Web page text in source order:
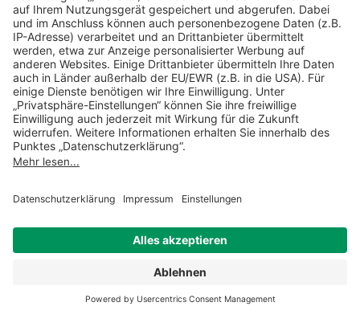
Das könnte Sie ebenfalls interessieren